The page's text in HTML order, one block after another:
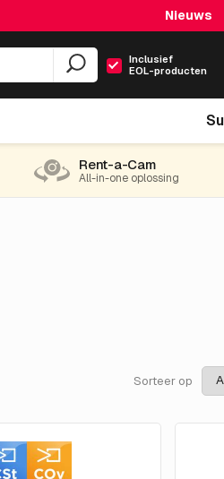
Nieuws
Inclusief
EOL-producten
Rent-a-Cam
All-in-one oplossing
Sorteer op